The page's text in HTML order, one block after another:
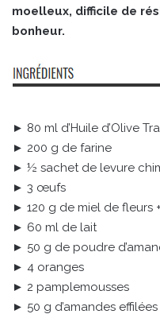
moelleux, difficile de
bonheur.
► 80 ml d’Huile d’Olive
► 200 g de farine
► ½ sachet de levure
► 3 œufs
► 120 g de miel de fleurs
► 60 ml de lait
► 50 g de poudre
► 4 oranges
► 2 pamplemousses
► 50 g d’amandes effilées